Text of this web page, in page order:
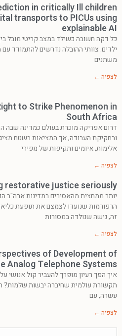
in critically Ill children
transports to PICUs using
explainable AI
כל דקה חשובה כשילד במצב קריטי מובל
ילדים. צוותי ההובלה נדרשים להתמודד
משתנים
לצפיה ←
to Strike Phenomenon in
South Africa
דרום אפריקה מוכרת בעולם כמדינה שבה
ובחקיקת העבודה, אך המציאות בשטח
אלימות, איומים ותקיפות של מפירי
לצפיה ←
restorative justice seriously
יותר ממחצית מהאסירים במדינות ארה"ב
הרפורמות שנועדו לצמצם את תופעת
זה, גישה שנולדה במסורות
לצפיה ←
of Development of
Analog Telephone Systems
איך הפך רעיון מופרך להעביר קול אנושי
תקשורת עולמית שחיברה יבשות
עשרה, עם
לצפיה ←